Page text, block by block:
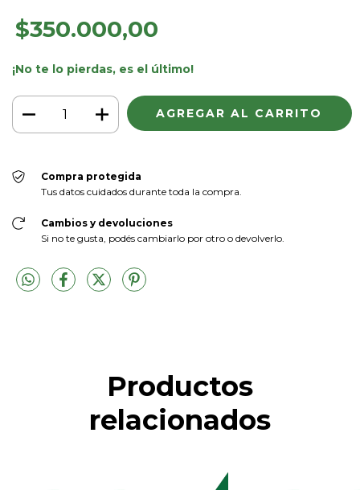
$350.000,00
¡No te lo pierdas, es el último!
Compra protegida
Tus datos cuidados durante toda la compra.
Cambios y devoluciones
Si no te gusta, podés cambiarlo por otro o devolverlo.
Productos
relacionados